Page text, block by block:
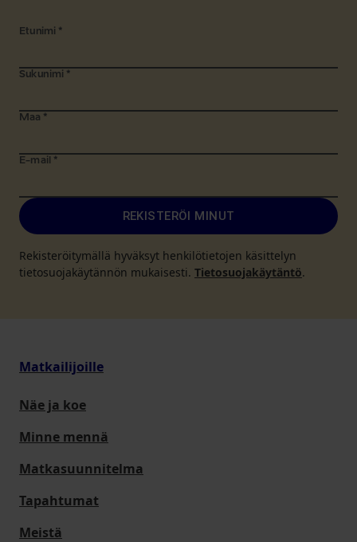
Etunimi *
Sukunimi *
Maa *
E-mail *
REKISTERÖI MINUT
Rekisteröitymällä hyväksyt henkilötietojen käsittelyn
tietosuojakäytännön mukaisesti. Tietosuojakäytäntö.
Matkailijoille
Näe ja koe
Minne mennä
Matkasuunnitelma
Tapahtumat
Meistä